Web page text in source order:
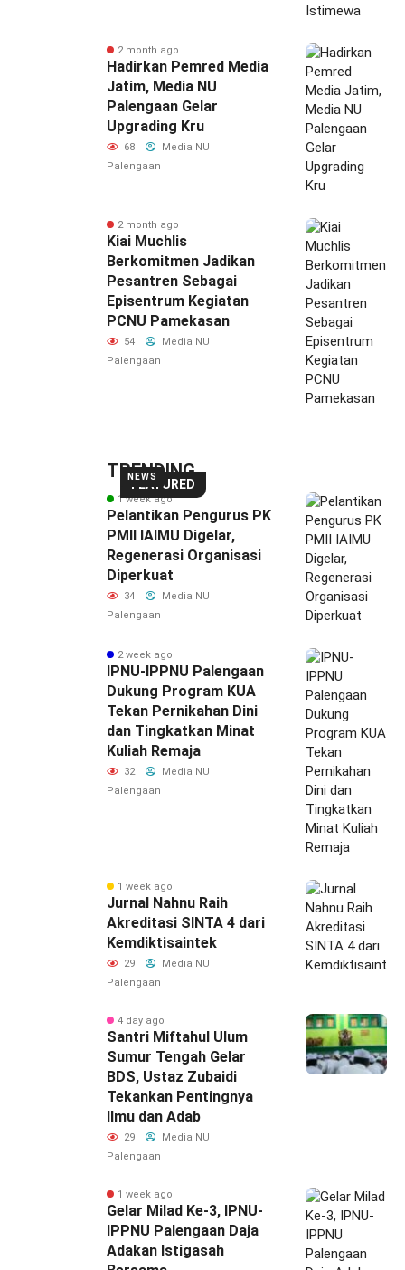
2 month ago
Hadirkan Pemred Media
Jatim, Media NU
Palengaan Gelar
Upgrading Kru
68
Media NU
Palengaan
2 month ago
Kiai Muchlis
Berkomitmen Jadikan
Pesantren Sebagai
Episentrum Kegiatan
PCNU Pamekasan
54
Media NU
Palengaan
FEATURED
NEWS
TRENDING
1 week ago
Pelantikan Pengurus PK
PMII IAIMU Digelar,
Regenerasi Organisasi
Diperkuat
34
Media NU
Palengaan
2 week ago
IPNU-IPPNU Palengaan
Dukung Program KUA
Tekan Pernikahan Dini
dan Tingkatkan Minat
Kuliah Remaja
32
Media NU
Palengaan
1 week ago
Jurnal Nahnu Raih
Akreditasi SINTA 4 dari
Kemdiktisaintek
29
Media NU
Palengaan
4 day ago
Santri Miftahul Ulum
Sumur Tengah Gelar
BDS, Ustaz Zubaidi
Tekankan Pentingnya
Ilmu dan Adab
29
Media NU
Palengaan
1 week ago
‎Gelar Milad Ke-3, IPNU-
IPPNU Palengaan Daja
Adakan Istigasah